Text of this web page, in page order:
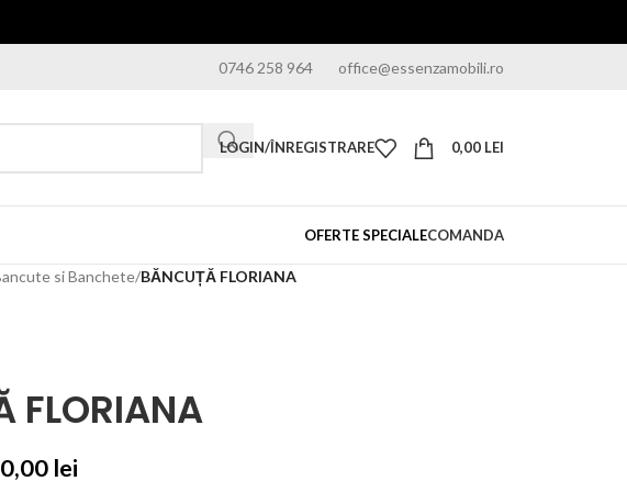
0746 258 964 office@essenzamobili.ro
LOGIN/ÎNREGISTRARE 0,00 LEI
OFERTE SPECIALECOMANDA
si Banchete/BĂNCUȚĂ FLORIANA
FLORIANA
lei